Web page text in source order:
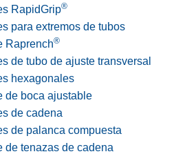
RapidGrip®
para extremos de tubos
Raprench®
de tubo de ajuste transversal
hexagonales
de boca ajustable
de cadena
de palanca compuesta
de tenazas de cadena